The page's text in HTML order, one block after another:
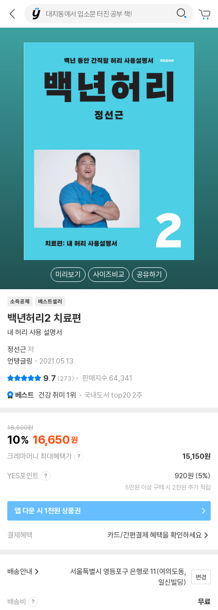
미리보기 사이즈비교 공유하기
소득공제 베스트셀러
백년허리2 치료편
내 허리 사용 설명서
정선근 저
언탱글링
2021.05.13.
9.7 273 판매지수 64,341
베스트 건강 취미 1위 국내도서 top20 2주
18,500원
10 16,650
크레마머니 최대혜택가 15,150원
YES포인트 920원 (5%)
5만원 이상 구매 시 2천원 추가 적립
앱 다운 시 1천원 상품권
결제혜택 카드/간편결제 혜택을 확인하세요
배송안내
서울특별시 영등포구 은행로 11(여의도동,
일신빌딩)
변경
배송비 무료